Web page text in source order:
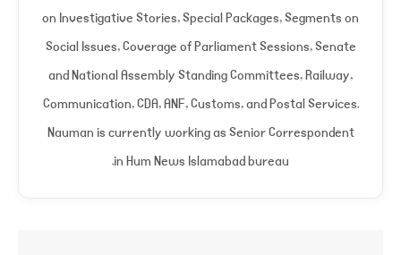
on Investigative Stories, Special Packages, Segments on
Social Issues, Coverage of Parliament Sessions, Senate
and National Assembly Standing Committees, Railway,
Communication, CDA, ANF, Customs, and Postal Services.
Nauman is currently working as Senior Correspondent
in Hum News Islamabad bureau.